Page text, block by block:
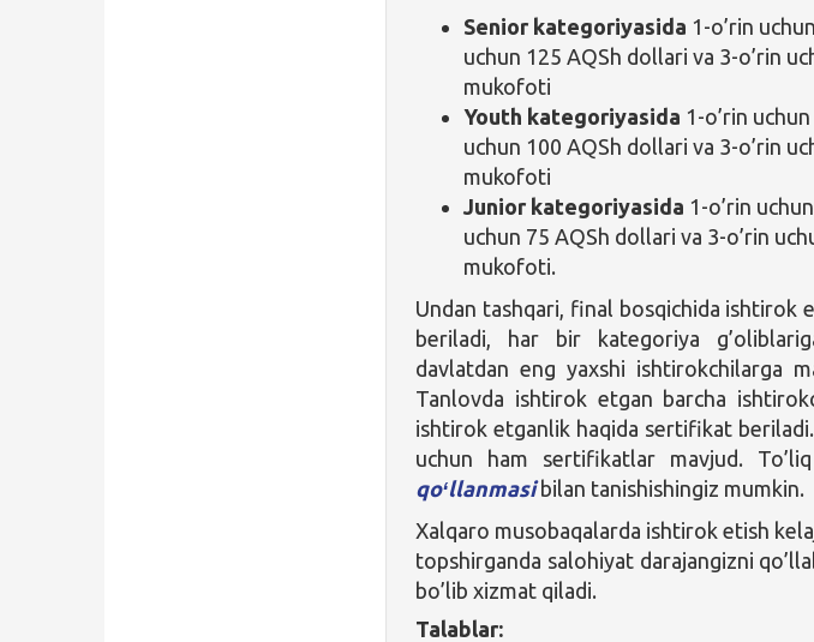
Senior kategoriyasida 1-o’rin
uchun 125 AQSh dollari va 3-o’rin
mukofoti
Youth kategoriyasida 1-o’rin
uchun 100 AQSh dollari va 3-o’rin
mukofoti
Junior kategoriyasida 1-o’rin
uchun 75 AQSh dollari va 3-o’rin
mukofoti.
Undan tashqari, final bosqichida ishtirok
beriladi, har bir kategoriya
davlatdan eng yaxshi ishtirokchilarga
Tanlovda ishtirok etgan barcha
ishtirok etganlik haqida sertifikat
uchun ham sertifikatlar mavjud.
qoʻllanmasibilan tanishishingiz mumkin.
Xalqaro musobaqalarda ishtirok etish
topshirganda salohiyat darajangizni
bo’lib xizmat qiladi.
Talablar: